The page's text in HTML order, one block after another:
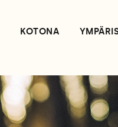
KOTONA